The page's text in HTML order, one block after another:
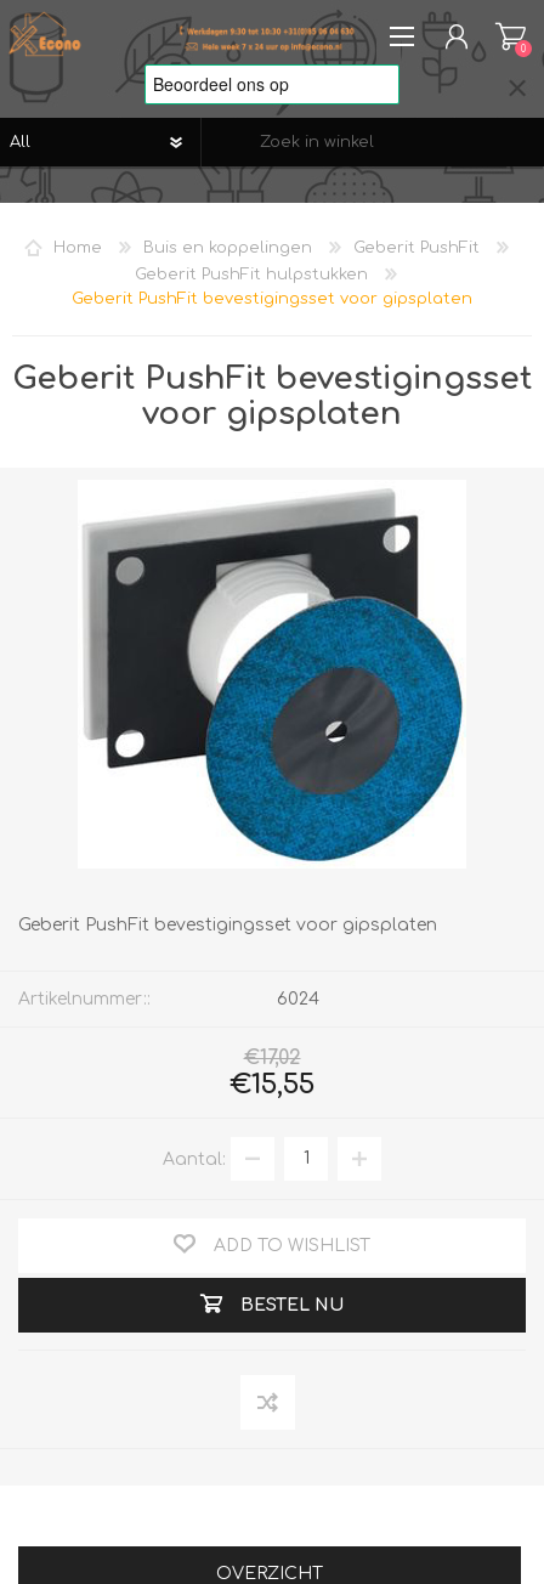
REGISTREREN
VERLANGLIJST
0
Home Buis en koppelingen
Geberit PushFit
Geberit PushFit hulpstukken
Geberit PushFit bevestigingsset voor gipsplaten
Geberit PushFit bevestigingsset
voor gipsplaten
Geberit PushFit bevestigingsset voor gipsplaten
Artikelnummer:: 6024
€17,02
€15,55
Aantal:
ADD TO WISHLIST
BESTEL NU
OVERZICHT